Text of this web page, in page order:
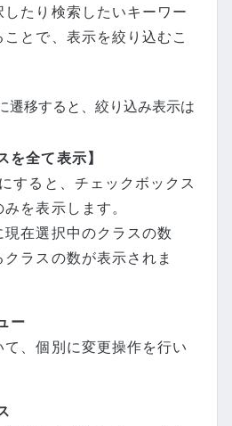
たり検索したいキーワー
とで、表示を絞り込むこ
遷移すると、絞り込み表示は
全て表示】
ると、チェックボックス
を表示します。
在選択中のクラスの数
ラスの数が表示されま
ー
、個別に変更操作を行い